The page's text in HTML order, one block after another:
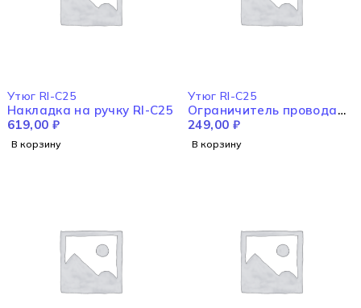
Утюг RI-C25
Накладка на ручку RI-C25
619,00 ₽
В корзину
Утюг RI-C25
Ограничитель провода
RI-C25
249,00 ₽
В корзину